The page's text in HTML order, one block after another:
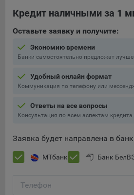
9.5. Файлы cookie, применяемые для
аудитории и в рекламных целях,
Технические/Функциональные,
Необходимые для функционирования
платформ «Google Analytics»,
передаются третьим лицам, часть из
время пользования сайтом;
Остальные - не более года.
Отключение аналитических файлов
определять предпочтения
меры по совершенствованию работы
Кредит наличными за 1
Оставьте заявку и получите:
Экономию времени
Банки самостоятельно предложат
Удобный онлайн формат
Коммуникация по телефону или
Ответы на все вопросы
Консультация по всем аспектам
Заявка будет направлена в
МТбанк Банк
Телефон